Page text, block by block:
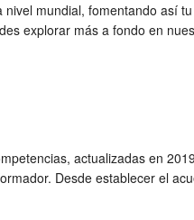
mundial, fomentando así tu
explorar más a fondo en
actualizadas en
Desde establecer el